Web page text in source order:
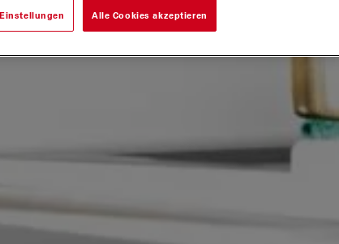
Alle Cookies akzeptieren